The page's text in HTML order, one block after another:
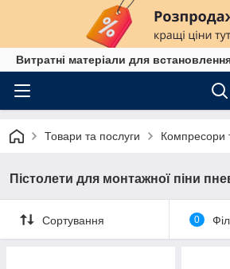
Витратні матеріали для
Товари та послуги Компресори
Пістолети для монтажної піни
Сортування 0